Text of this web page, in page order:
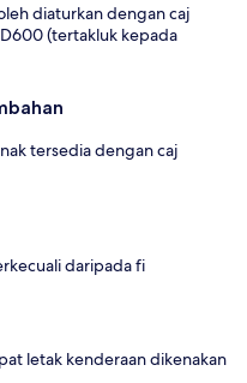
diaturkan dengan caj
(tertakluk kepada
tersedia dengan caj
daripada fi
letak kenderaan dikenakan